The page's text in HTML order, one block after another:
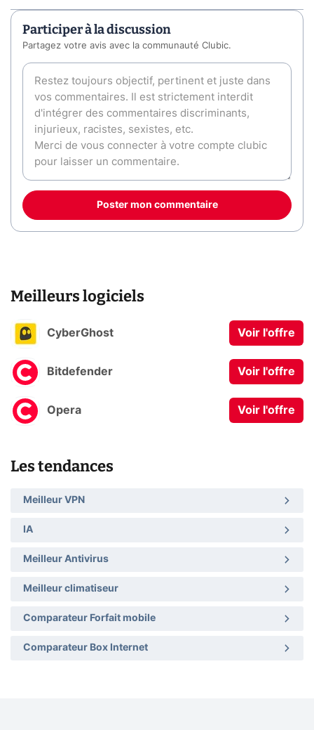
Participer à la discussion
Partagez votre avis avec la communauté Clubic.
Poster mon commentaire
Meilleurs logiciels
CyberGhost Voir l'offre
Bitdefender Voir l'offre
Opera Voir l'offre
Les tendances
Meilleur VPN
IA
Meilleur Antivirus
Meilleur climatiseur
Comparateur Forfait mobile
Comparateur Box Internet